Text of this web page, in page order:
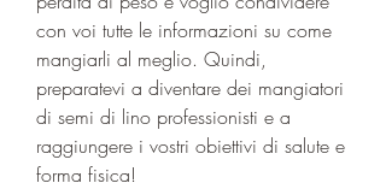
con voi tutte le informazioni su come
mangiarli al meglio. Quindi,
preparatevi a diventare dei mangiatori
di semi di lino professionisti e a
raggiungere i vostri obiettivi di salute e
forma fisica!